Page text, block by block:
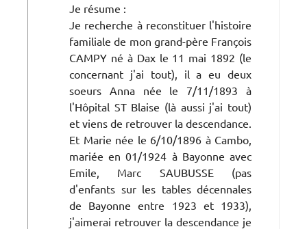
Je résume :
Je recherche à reconstituer l'histoire
familiale de mon grand-père François
CAMPY né à Dax le 11 mai 1892 (le
concernant j'ai tout), il a eu deux
soeurs Anna née le 7/11/1893 à
l'Hôpital ST Blaise (là aussi j'ai tout)
et viens de retrouver la descendance.
Et Marie née le 6/10/1896 à Cambo,
mariée en 01/1924 à Bayonne avec
Emile, Marc SAUBUSSE (pas
d'enfants sur les tables décennales
de Bayonne entre 1923 et 1933),
j'aimerai retrouver la descendance je